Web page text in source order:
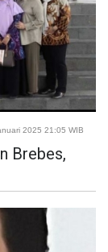
2025 21:05 WIB
Brebes,